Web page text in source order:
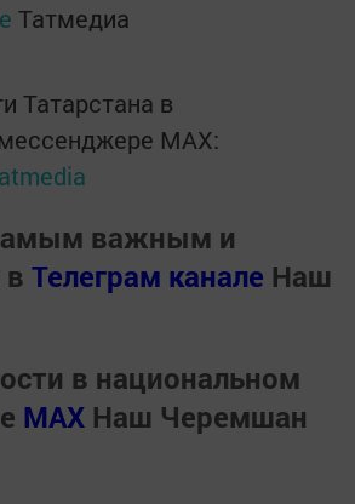
Татмедиа
Татарстана в
MАХ:
важным и
Телеграм канале Наш
в национальном
MАХ Наш Черемшан